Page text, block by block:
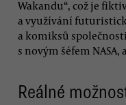
Wakandu“, což je
a využívání
a komiksů
s novým šéfem NASA,
Reálné